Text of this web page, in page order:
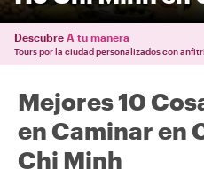
Descubre A tu manera
Tours por la ciudad personalizados con
Mejores 10
en Caminar en
Chi Minh